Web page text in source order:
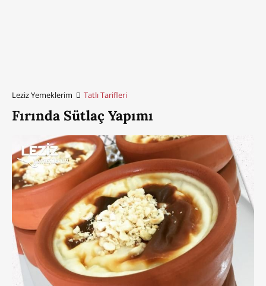
Leziz Yemeklerim Tatlı Tarifleri
Fırında Sütlaç Yapımı